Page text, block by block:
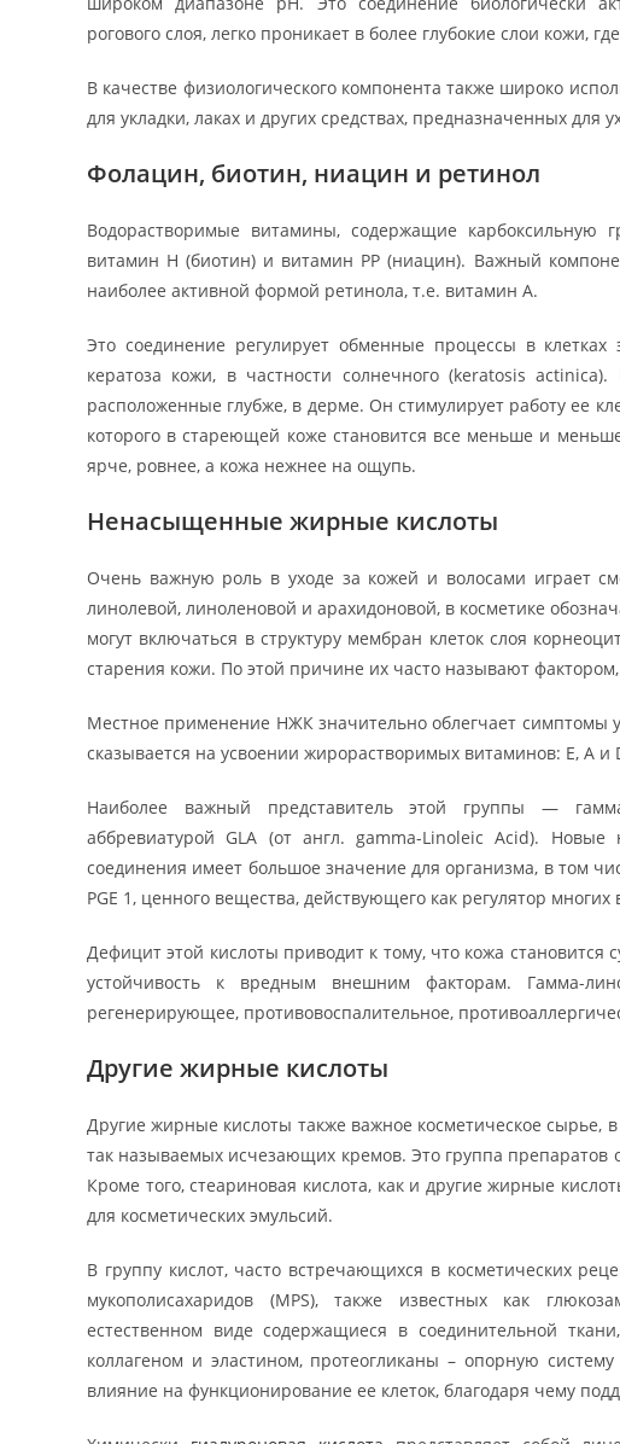
рогового слоя, легко проникает в более глубокие слои кожи,
В качестве физиологического компонента также широко
для укладки, лаках и других средствах, предназначенных для
Фолацин, биотин, ниацин и ретинол
Водорастворимые витамины, содержащие карбоксильную
витамин Н (биотин) и витамин РР (ниацин). Важный
наиболее активной формой ретинола, т.е. витамин А.
Это соединение регулирует обменные процессы в
кератоза кожи, в частности солнечного (keratosis
расположенные глубже, в дерме. Он стимулирует работу ее
которого в стареющей коже становится все меньше и
ярче, ровнее, а кожа нежнее на ощупь.
Ненасыщенные жирные кислоты
Очень важную роль в уходе за кожей и волосами играет
линолевой, линоленовой и арахидоновой, в косметике
могут включаться в структуру мембран клеток слоя
старения кожи. По этой причине их часто называют
Местное применение НЖК значительно облегчает симптомы
сказывается на усвоении жирорастворимых витаминов: Е, А и
Наиболее важный представитель этой группы —
аббревиатурой GLA (от англ. gamma-Linoleic Acid).
соединения имеет большое значение для организма, в том
PGE 1, ценного вещества, действующего как регулятор
Дефицит этой кислоты приводит к тому, что кожа становится
устойчивость к вредным внешним факторам. Гамма-
регенерирующее, противовоспалительное,
Другие жирные кислоты
Другие жирные кислоты также важное косметическое сырье,
так называемых исчезающих кремов. Это группа препаратов
Кроме того, стеариновая кислота, как и другие жирные
для косметических эмульсий.
В группу кислот, часто встречающихся в косметических
мукополисахаридов (MPS), также известных как
естественном виде содержащиеся в соединительной
коллагеном и эластином, протеогликаны – опорную
влияние на функционирование ее клеток, благодаря чему